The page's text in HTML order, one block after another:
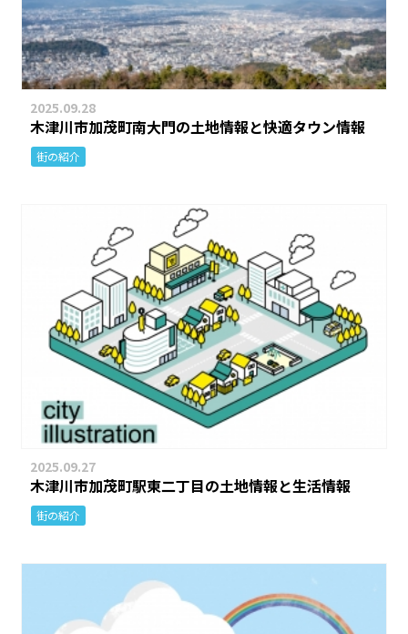
2025.09.28
木津川市加茂町南大門の土地情報と快適タウン情報
街の紹介
2025.09.27
木津川市加茂町駅東二丁目の土地情報と生活情報
街の紹介